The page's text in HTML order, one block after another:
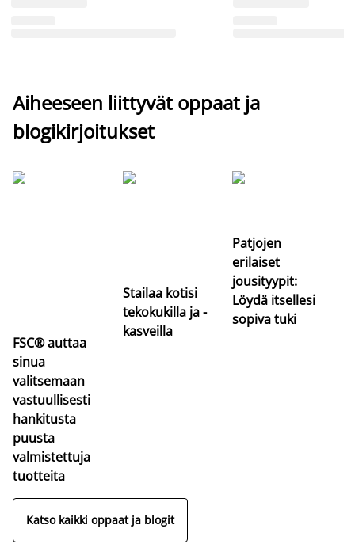
Aiheeseen liittyvät oppaat ja
blogikirjoitukset
FSC® auttaa
sinua
valitsemaan
vastuullisesti
hankitusta
puusta
valmistettuja
tuotteita
Stailaa kotisi
tekokukilla ja -
kasveilla
Patjojen
erilaiset
jousityypit:
Löydä itsellesi
sopiva tuki
Katso kaikki oppaat ja blogit